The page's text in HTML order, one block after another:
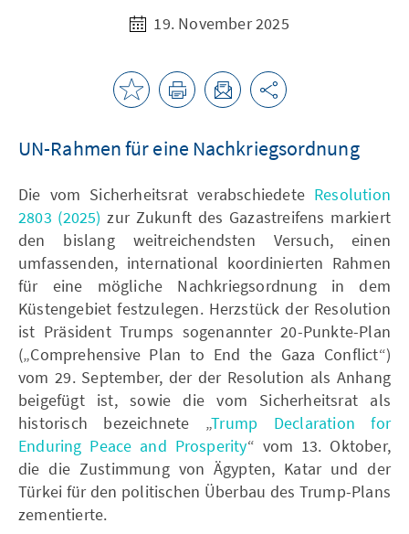
19. November 2025
UN-Rahmen für eine Nachkriegsordnung
Die vom Sicherheitsrat verabschiedete Resolution
2803 (2025) zur Zukunft des Gazastreifens markiert
den bislang weitreichendsten Versuch, einen
umfassenden, international koordinierten Rahmen
für eine mögliche Nachkriegsordnung in dem
Küstengebiet festzulegen. Herzstück der Resolution
ist Präsident Trumps sogenannter 20-Punkte-Plan
(„Comprehensive Plan to End the Gaza Conflict“)
vom 29. September, der der Resolution als Anhang
beigefügt ist, sowie die vom Sicherheitsrat als
historisch bezeichnete „Trump Declaration for
Enduring Peace and Prosperity“ vom 13. Oktober,
die die Zustimmung von Ägypten, Katar und der
Türkei für den politischen Überbau des Trump-Plans
zementierte.